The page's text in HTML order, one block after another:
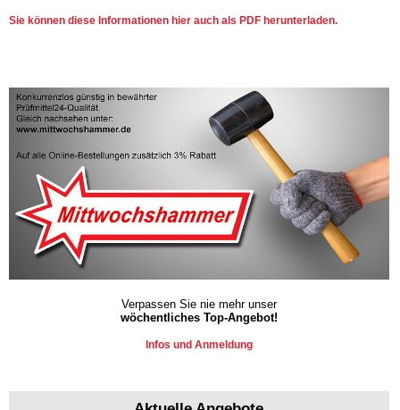
Sie können diese Informationen hier auch als PDF herunterladen.
Verpassen Sie nie mehr unser
wöchentliches Top-Angebot!
Infos und Anmeldung